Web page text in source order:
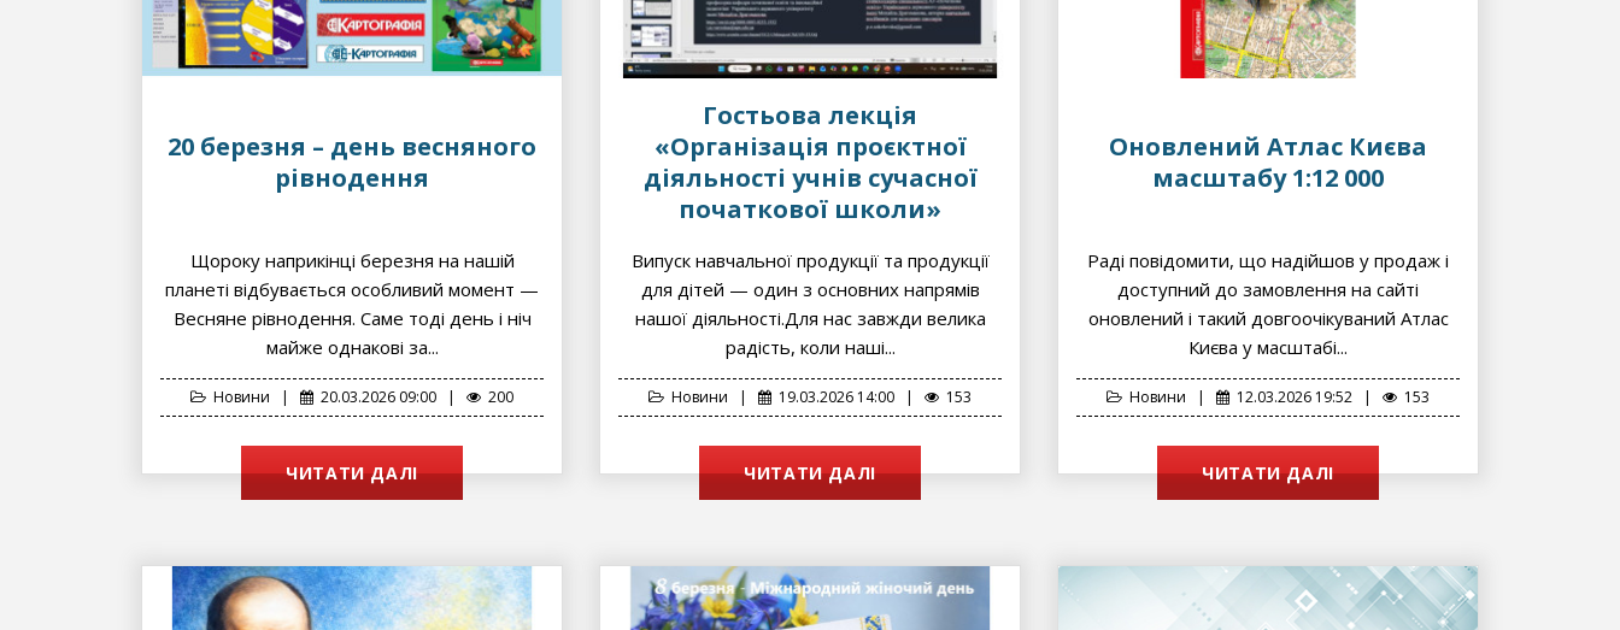
20 березня – день весняного
рівнодення
Щороку наприкінці березня на нашій
планеті відбувається особливий момент —
Весняне рівнодення. Саме тоді день і ніч
майже однакові за...
Новини | 20.03.2026 09:00 | 200
ЧИТАТИ ДАЛІ
Гостьова лекція
«Організація проєктної
діяльності учнів сучасної
початкової школи»
Випуск навчальної продукції та продукції
для дітей — один з основних напрямів
нашої діяльності.Для нас завжди велика
радість, коли наші...
Новини | 19.03.2026 14:00 | 153
ЧИТАТИ ДАЛІ
Оновлений Атлас Києва
масштабу 1:12 000
Раді повідомити, що надійшов у продаж і
доступний до замовлення на сайті
оновлений і такий довгоочікуваний Атлас
Києва у масштабі...
Новини | 12.03.2026 19:52 | 153
ЧИТАТИ ДАЛІ